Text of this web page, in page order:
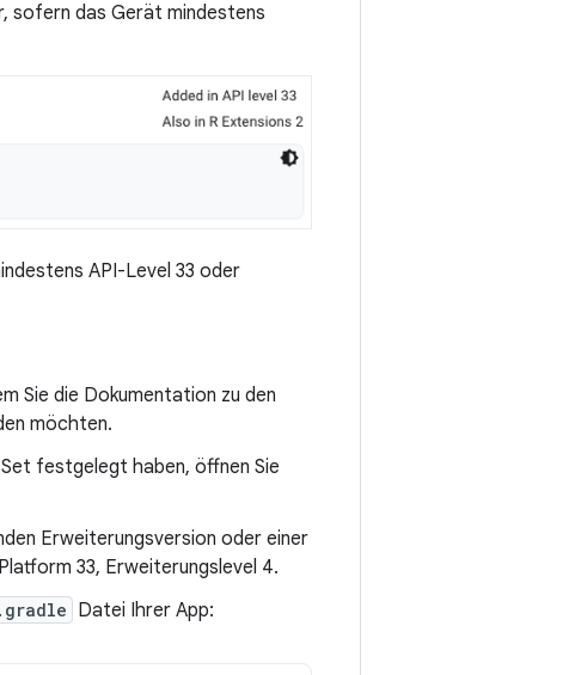
sofern das Gerät mindestens
API-Level 33 oder
Sie die Dokumentation zu den
möchten.
festgelegt haben, öffnen Sie
Erweiterungsversion oder einer
33, Erweiterungslevel 4.
Datei Ihrer App: